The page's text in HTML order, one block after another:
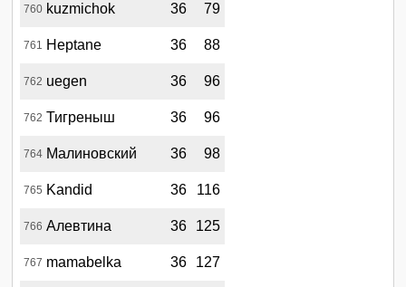
760 kuzmichok 36 79
761 Heptane 36 88
762 uegen 36 96
762 Тигреныш 36 96
764 Малиновский 36 98
765 Kandid 36 116
766 Алевтина 36 125
767 mamabelka 36 127